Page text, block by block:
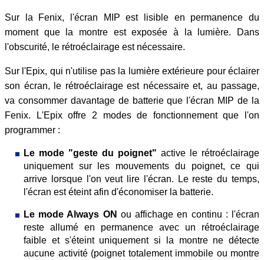
Sur la Fenix, l'écran MIP est lisible en permanence du
moment que la montre est exposée à la lumière. Dans
l'obscurité, le rétroéclairage est nécessaire.
Sur l'Epix, qui n'utilise pas la lumière extérieure pour éclairer
son écran, le rétroéclairage est nécessaire et, au passage,
va consommer davantage de batterie que l'écran MIP de la
Fenix. L'Epix offre 2 modes de fonctionnement que l'on
programmer :
Le mode "geste du poignet" active le rétroéclairage
uniquement sur les mouvements du poignet, ce qui
arrive lorsque l'on veut lire l'écran. Le reste du temps,
l'écran est éteint afin d'économiser la batterie.
Le mode Always ON ou affichage en continu : l'écran
reste allumé en permanence avec un rétroéclairage
faible et s'éteint uniquement si la montre ne détecte
aucune activité (poignet totalement immobile ou montre